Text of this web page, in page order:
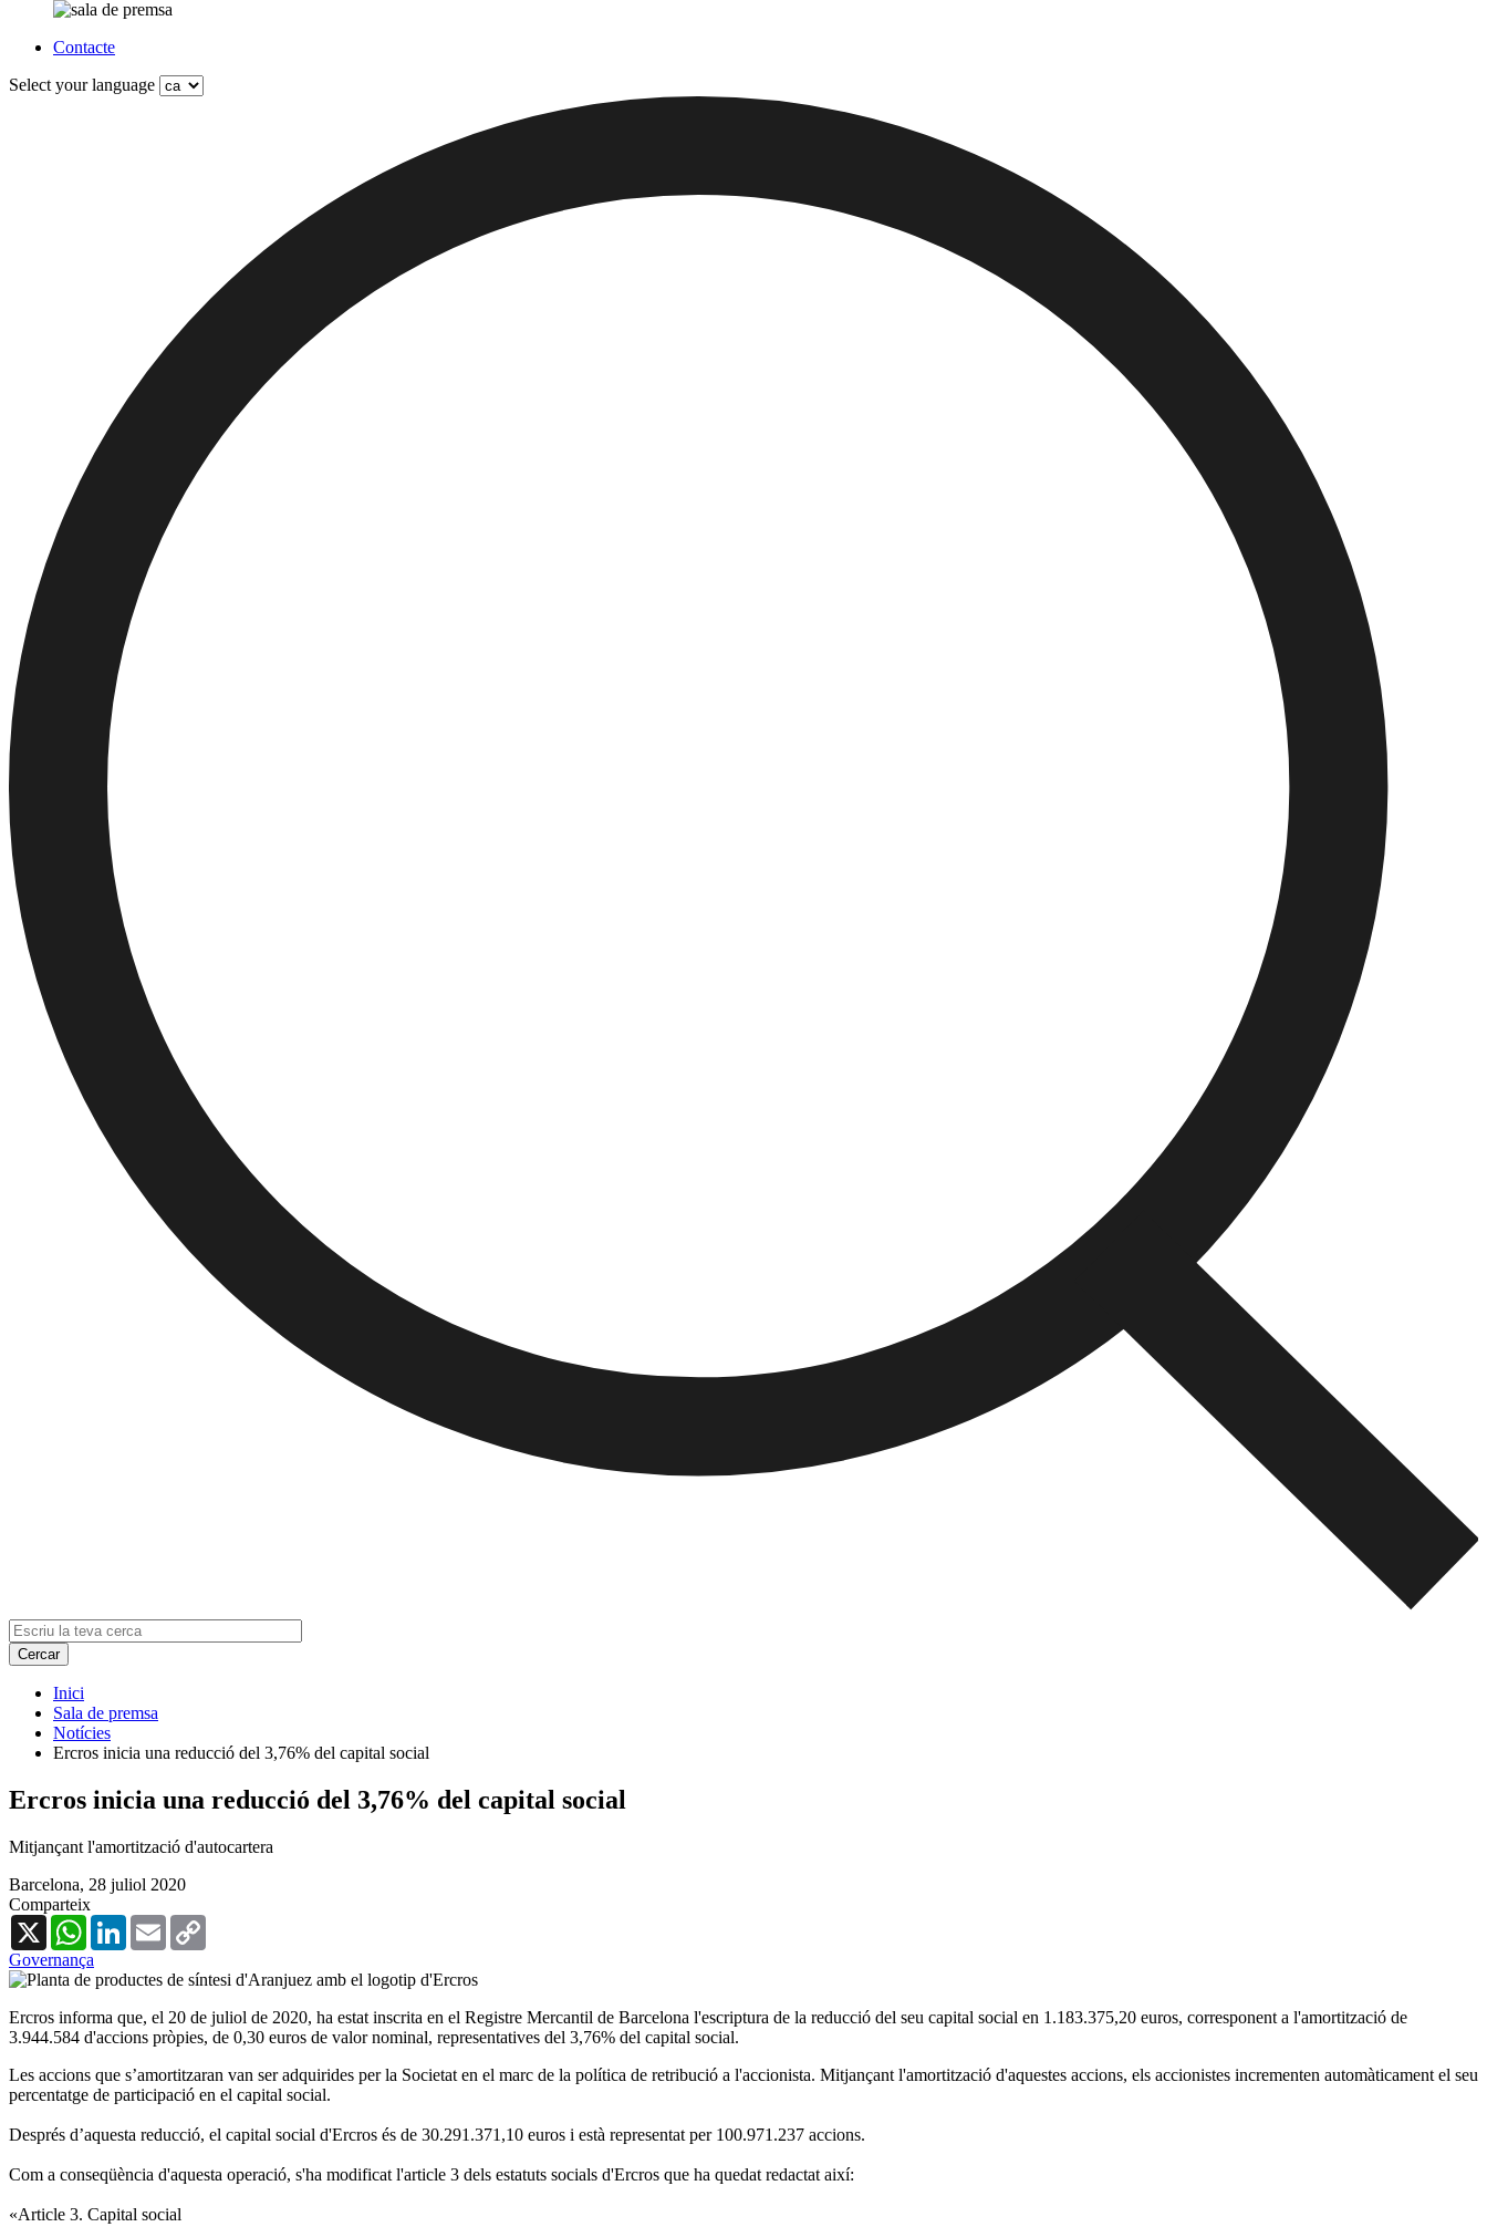
Contacte
Select your language
Inici
Sala de premsa
Notícies
Ercros inicia una reducció del 3,76% del capital social
Ercros inicia una reducció del 3,76% del capital social
Mitjançant l'amortització d'autocartera
Barcelona, 28 juliol 2020
Comparteix
X
WhatsAppLinkedInEmail
Governança
Ercros informa que, el 20 de juliol de 2020, ha estat inscrita en el Registre Mercantil de Barcelona l'escriptura de la reducció del seu capital social en 1.183.375,20 euros, corresponent a l'amortització de
3.944.584 d'accions pròpies, de 0,30 euros de valor nominal, representatives del 3,76% del capital social.
Les accions que s’amortitzaran van ser adquirides per la Societat en el marc de la política de retribució a l'accionista. Mitjançant l'amortització d'aquestes accions, els accionistes incrementen automàticament el seu
percentatge de participació en el capital social.
Després d’aquesta reducció, el capital social d'Ercros és de 30.291.371,10 euros i està representat per 100.971.237 accions.
Com a conseqüència d'aquesta operació, s'ha modificat l'article 3 dels estatuts socials d'Ercros que ha quedat redactat així:
«Article 3. Capital social